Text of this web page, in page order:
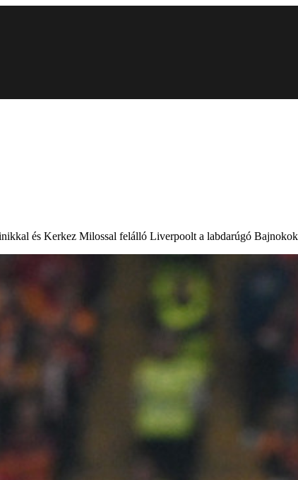
és Kerkez Milossal felálló Liverpoolt a labdarúgó